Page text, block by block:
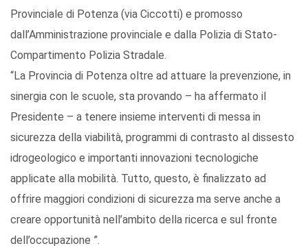
Provinciale di Potenza (via Ciccotti) e promosso
dall’Amministrazione provinciale e dalla Polizia di Stato-
Compartimento Polizia Stradale.
“La Provincia di Potenza oltre ad attuare la prevenzione, in
sinergia con le scuole, sta provando – ha affermato il
Presidente – a tenere insieme interventi di messa in
sicurezza della viabilità, programmi di contrasto al dissesto
idrogeologico e importanti innovazioni tecnologiche
applicate alla mobilità. Tutto, questo, è finalizzato ad
offrire maggiori condizioni di sicurezza ma serve anche a
creare opportunità nell’ambito della ricerca e sul fronte
dell’occupazione ”.